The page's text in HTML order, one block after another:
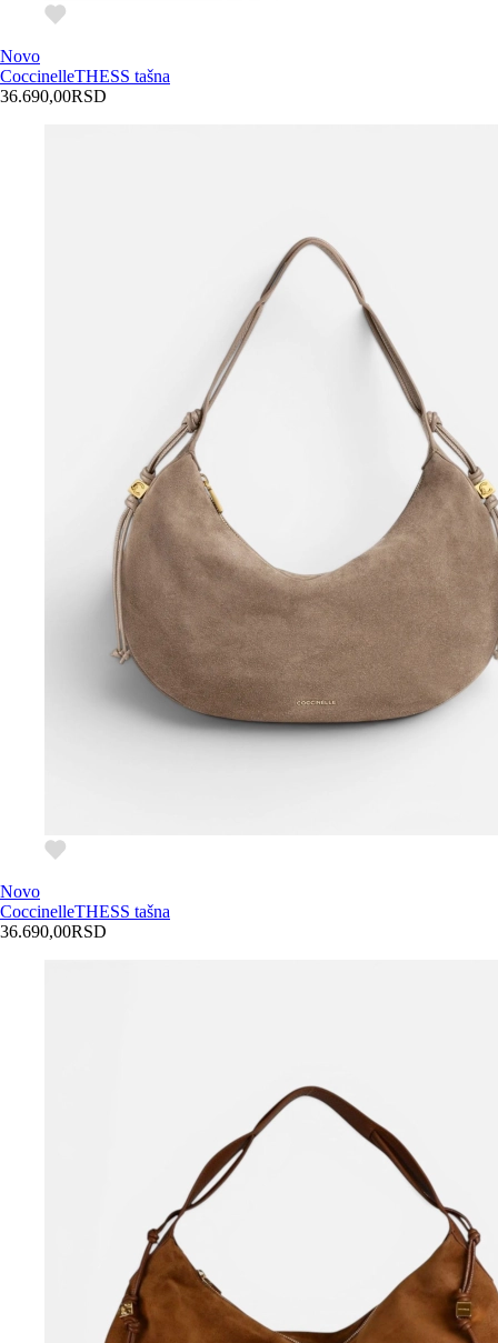
Novo
CoccinelleTHESS tašna
36.690,00RSD
Novo
CoccinelleTHESS tašna
36.690,00RSD